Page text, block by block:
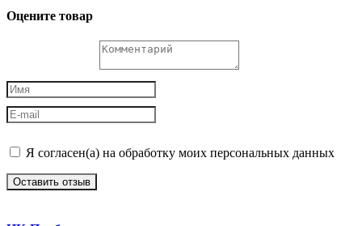
Оцените товар
Я согласен(а) на обработку моих персональных данных
Оставить отзыв